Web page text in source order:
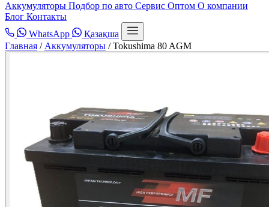
Аккумуляторы Подбор по авто Сервис Оптом О компании
Блог Контакты
WhatsApp
Қазақша
Главная / Аккумуляторы / Tokushima 80 AGM